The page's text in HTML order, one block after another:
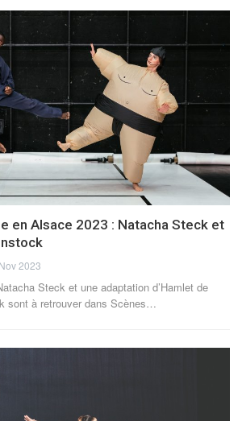
en Alsace 2023 : Natacha Steck et
2023
Steck et une adaptation d’Hamlet de
sont à retrouver dans Scènes…